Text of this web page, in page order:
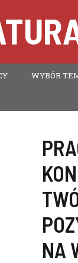
WYBÓR
NA